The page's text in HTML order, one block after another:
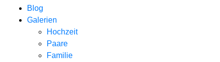
Blog
Galerien
Hochzeit
Paare
Familie